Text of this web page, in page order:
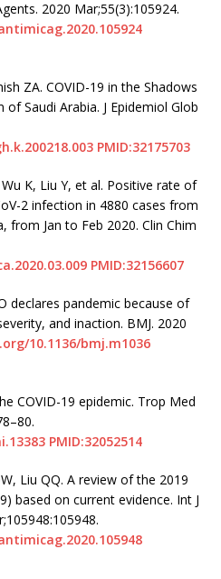
2020 Mar;55(3):105924.
ZA. COVID-19 in the Shadows
Saudi Arabia. J Epidemiol Glob
PMID:32175703
K, Liu Y, et al. Positive rate of
2 infection in 4880 cases from
from Jan to Feb 2020. Clin Chim
PMID:32156607
declares pandemic because of
and inaction. BMJ. 2020
10.1136/bmj.m1036
COVID-19 epidemic. Trop Med
PMID:32052514
Liu QQ. A review of the 2019
based on current evidence. Int J